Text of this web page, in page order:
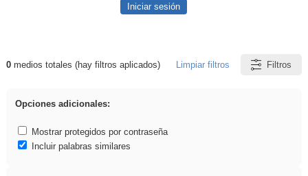
Iniciar sesión
Resultados de: Binnorie
0medios totales (hay filtros aplicados) Limpiar filtros Filtros
Opciones adicionales:
Mostrar protegidos por contraseña
Incluir palabras similares